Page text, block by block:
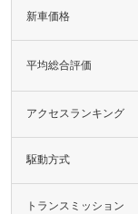
新車価格
平均総合評価
アクセスランキング
駆動方式
トランスミッション